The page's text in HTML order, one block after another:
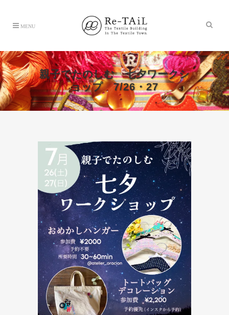
親子でたのしむ 七夕ワークシ
ョップ 7/26・27